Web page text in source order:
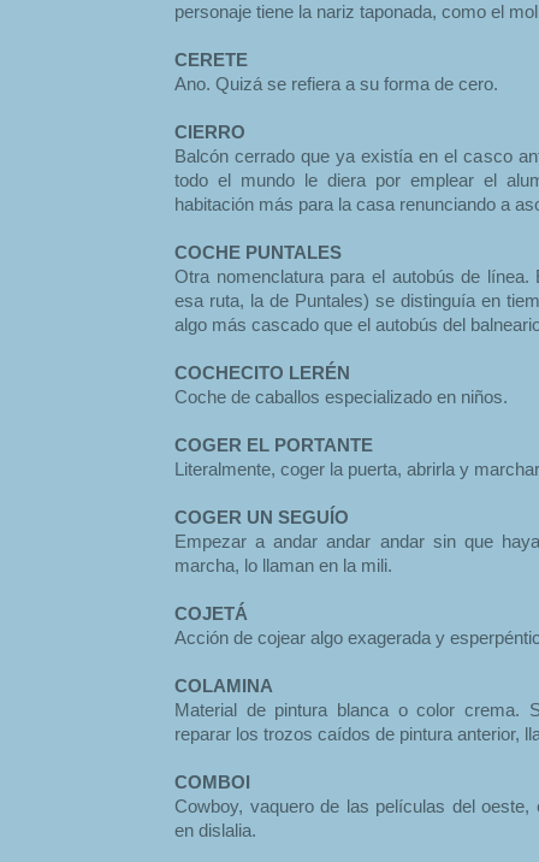
personaje tiene la nariz taponada, como el
CERETE
Ano. Quizá se refiera a su forma de cero.
CIERRO
Balcón cerrado que ya existía en el casco
todo el mundo le diera por emplear el
habitación más para la casa renunciando a
COCHE PUNTALES
Otra nomenclatura para el autobús de
esa ruta, la de Puntales) se distinguía en
algo más cascado que el autobús del
COCHECITO LERÉN
Coche de caballos especializado en niños.
COGER EL PORTANTE
Literalmente, coger la puerta, abrirla y
COGER UN SEGUÍO
Empezar a andar andar andar sin que
marcha, lo llaman en la mili.
COJETÁ
Acción de cojear algo exagerada y
COLAMINA
Material de pintura blanca o color crema.
reparar los trozos caídos de pintura anterior,
COMBOI
Cowboy, vaquero de las películas del oeste,
en dislalia.